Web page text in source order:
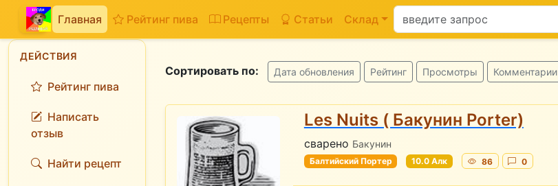
Главная Рейтинг пива Рецепты Статьи Склад
ДЕЙСТВИЯ
Рейтинг пива
Написать
отзыв
Найти рецепт
Сортировать по: Дата обновления Рейтинг Просмотры Комментарии
Les Nuits ( Бакунин Porter)
сварено Бакунин
Балтийский Портер 10.0 Алк 86 0